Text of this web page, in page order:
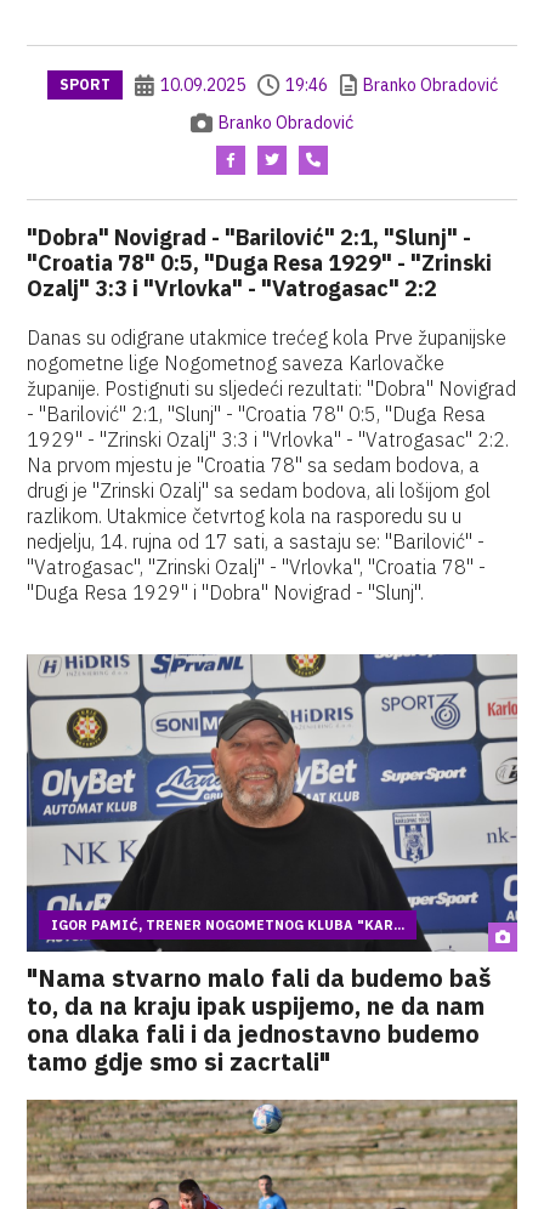
SPORT 10.09.2025 19:46
Branko Obradović
Branko Obradović
"Dobra" Novigrad - "Barilović" 2:1, "Slunj" -
"Croatia 78" 0:5, "Duga Resa 1929" - "Zrinski
Ozalj" 3:3 i "Vrlovka" - "Vatrogasac" 2:2
Danas su odigrane utakmice trećeg kola Prve županijske
nogometne lige Nogometnog saveza Karlovačke
županije. Postignuti su sljedeći rezultati: "Dobra" Novigrad
- "Barilović" 2:1, "Slunj" - "Croatia 78" 0:5, "Duga Resa
1929" - "Zrinski Ozalj" 3:3 i "Vrlovka" - "Vatrogasac" 2:2.
Na prvom mjestu je "Croatia 78" sa sedam bodova, a
drugi je "Zrinski Ozalj" sa sedam bodova, ali lošijom gol
razlikom. Utakmice četvrtog kola na rasporedu su u
nedjelju, 14. rujna od 17 sati, a sastaju se: "Barilović" -
"Vatrogasac", "Zrinski Ozalj" - "Vrlovka", "Croatia 78" -
"Duga Resa 1929" i "Dobra" Novigrad - "Slunj".
IGOR PAMIĆ, TRENER NOGOMETNOG KLUBA "KAR...
"Nama stvarno malo fali da budemo baš
to, da na kraju ipak uspijemo, ne da nam
ona dlaka fali i da jednostavno budemo
tamo gdje smo si zacrtali"